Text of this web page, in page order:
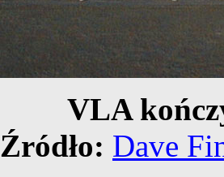
VLA
Źródło: Dave